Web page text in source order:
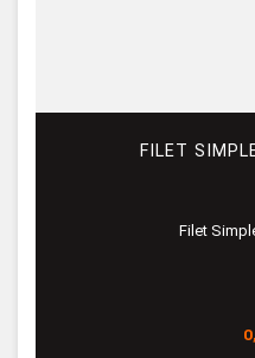
FILET
Filet